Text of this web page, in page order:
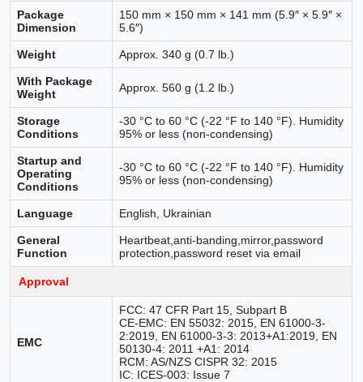
Package
Dimension
150 mm × 150 mm × 141 mm (5.9″ × 5.9″ ×
5.6″)
Weight Approx. 340 g (0.7 lb.)
With Package
Weight
Approx. 560 g (1.2 lb.)
Storage
Conditions
-30 °C to 60 °C (-22 °F to 140 °F). Humidity
95% or less (non-condensing)
Startup and
Operating
Conditions
-30 °C to 60 °C (-22 °F to 140 °F). Humidity
95% or less (non-condensing)
Language English, Ukrainian
General
Function
Heartbeat,anti-banding,mirror,password
protection,password reset via email
Approval
EMC
FCC: 47 CFR Part 15, Subpart B
CE-EMC: EN 55032: 2015, EN 61000-3-
2:2019, EN 61000-3-3: 2013+A1:2019, EN
50130-4: 2011 +A1: 2014
RCM: AS/NZS CISPR 32: 2015
IC: ICES-003: Issue 7